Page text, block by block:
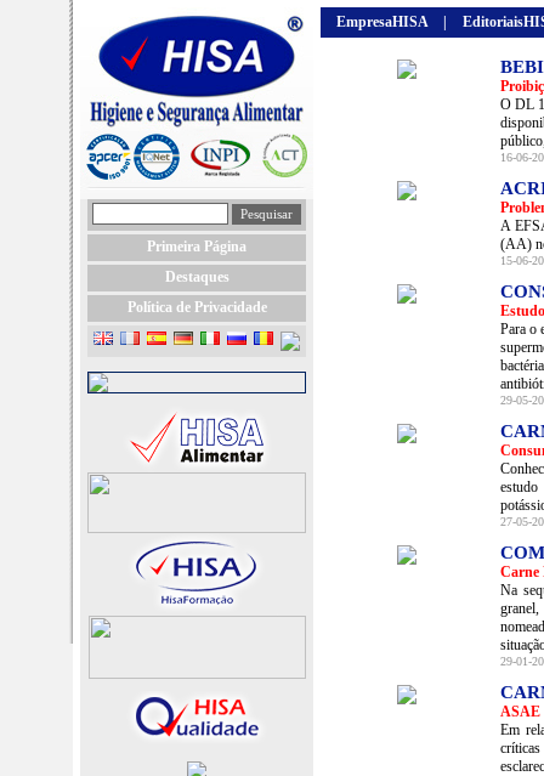
Primeira Página
Destaques
Política de Privacidade
EmpresaHISA
O DL
16-06-
A
(AA)
15-06-
Para o
29-05-
estudo
27-05-
Carne
Na
29-01-
ASAE
Em
críticas